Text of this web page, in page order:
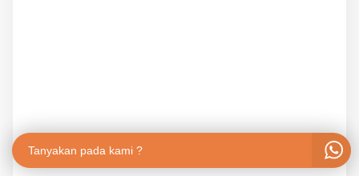
Tanyakan pada kami ?